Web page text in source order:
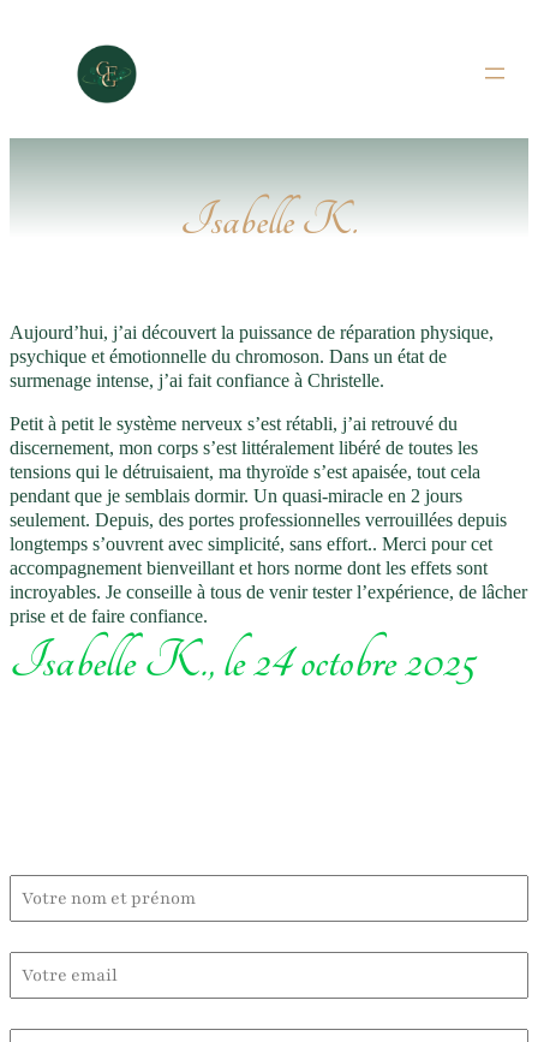
Isabelle K.
Aujourd’hui, j’ai découvert la puissance de réparation physique,
psychique et émotionnelle du chromoson. Dans un état de
surmenage intense, j’ai fait confiance à Christelle.
Petit à petit le système nerveux s’est rétabli, j’ai retrouvé du
discernement, mon corps s’est littéralement libéré de toutes les
tensions qui le détruisaient, ma thyroïde s’est apaisée, tout cela
pendant que je semblais dormir. Un quasi-miracle en 2 jours
seulement. Depuis, des portes professionnelles verrouillées depuis
longtemps s’ouvrent avec simplicité, sans effort.. Merci pour cet
accompagnement bienveillant et hors norme dont les effets sont
incroyables. Je conseille à tous de venir tester l’expérience, de lâcher
prise et de faire confiance.
Isabelle K., le 24 octobre 2025